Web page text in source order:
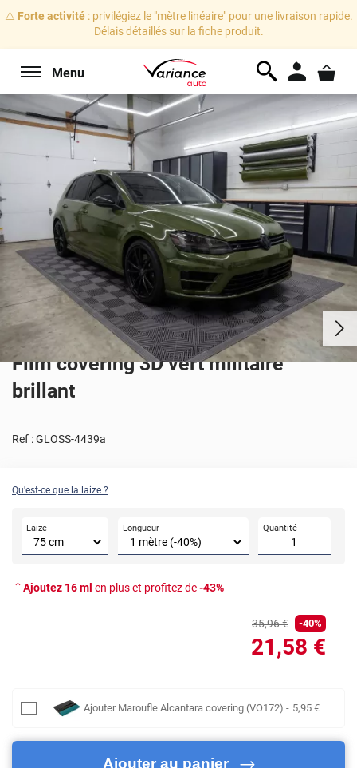
⚠️ Forte activité: privilégiez le "mètre linéaire" pour une livraison rapide.
Délais détaillés sur la fiche produit.
Menu
Film covering 3D vert militaire
brillant
Ref :GLOSS-4439a
Qu'est-ce que la laize ?
Laize Longueur Quantité
Ajoutez 16ml en plus et profitez de-43%
35,96€ -40%
21 ,58 €
Ajouter Maroufle Alcantara covering (VO172) - 5,95 €
Ajouter au panier